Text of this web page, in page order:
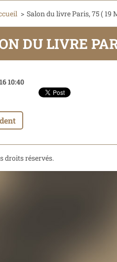
> Salon du livre Paris, 75 ( 19
DU LIVRE
10:40
droits réservés.